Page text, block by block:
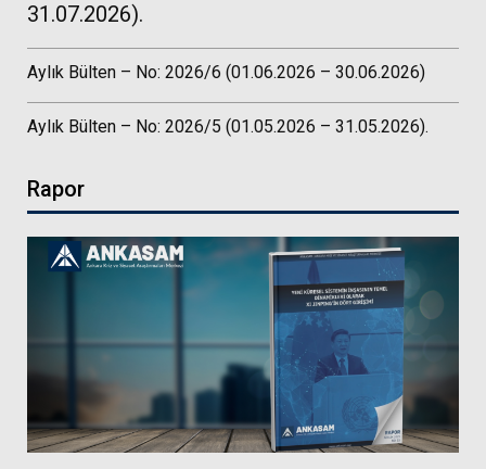
31.07.2026).
Aylık Bülten – No: 2026/6 (01.06.2026 – 30.06.2026)
Aylık Bülten – No: 2026/5 (01.05.2026 – 31.05.2026).
Rapor